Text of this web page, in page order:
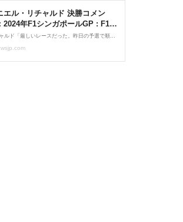
エル・リチャルド 決勝コメン
2024年F1シンガポールGP : F1通
リチャルド「厳しいレースだった。昨日の予選で順位を落としたので、何か戦略を試さなければならないと思っていた。ソフトタイヤでスタートからアグレッシブに攻めてチャンスを探した。